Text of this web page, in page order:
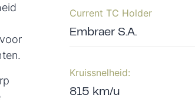
Current TC Holder
Embraer S.A.
Kruissnelheid:
815 km/u